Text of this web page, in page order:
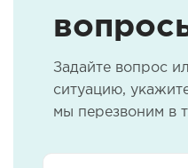
Задайте вопрос
ситуацию,
мы перезвоним в